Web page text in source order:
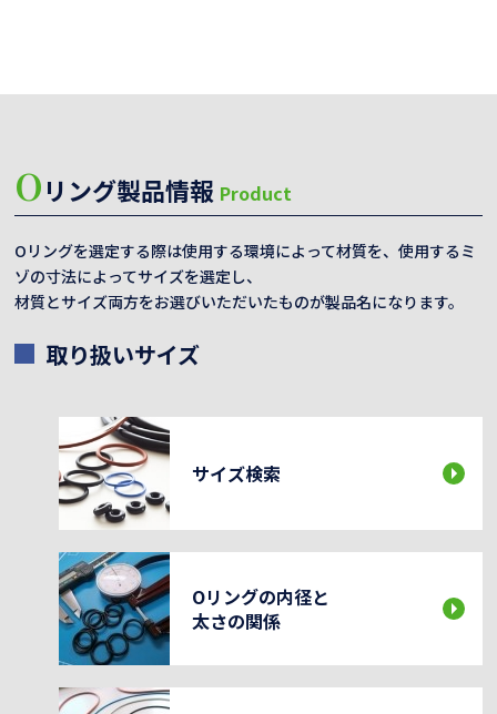
Oリング製品情報 Product
Oリングを選定する際は使用する環境によって材質を、使用するミ
ゾの寸法によってサイズを選定し、
材質とサイズ両方をお選びいただいたものが製品名になります。
取り扱いサイズ
サイズ検索
Oリングの内径と
太さの関係